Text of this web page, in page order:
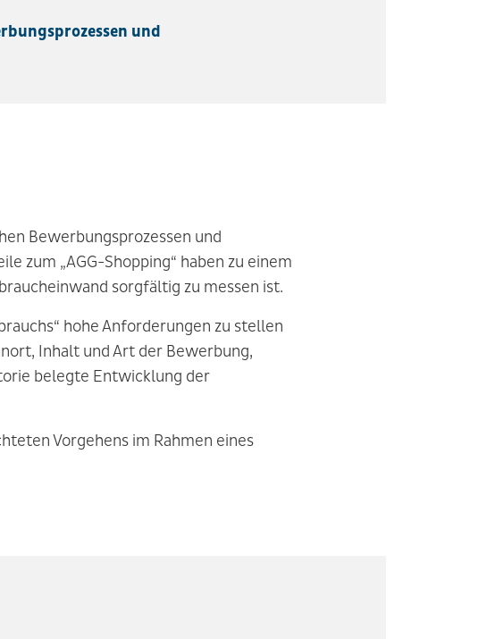
und
Bewerbungsprozessen und
zum „AGG-Shopping“ haben zu einem
sorgfältig zu messen ist.
hohe Anforderungen zu stellen
Inhalt und Art der Bewerbung,
belegte Entwicklung der
Vorgehens im Rahmen eines